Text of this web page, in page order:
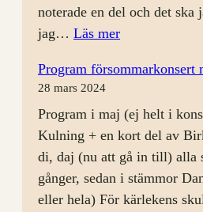
noterade en del och det ska
jag… Läs mer:
24
Program försommarkonsert
28 mars 2024
Program i maj (ej helt i
Kulning + en kort del av
di, daj (nu att gå in till) alla
gånger, sedan i stämmor
eller hela) För kärlekens